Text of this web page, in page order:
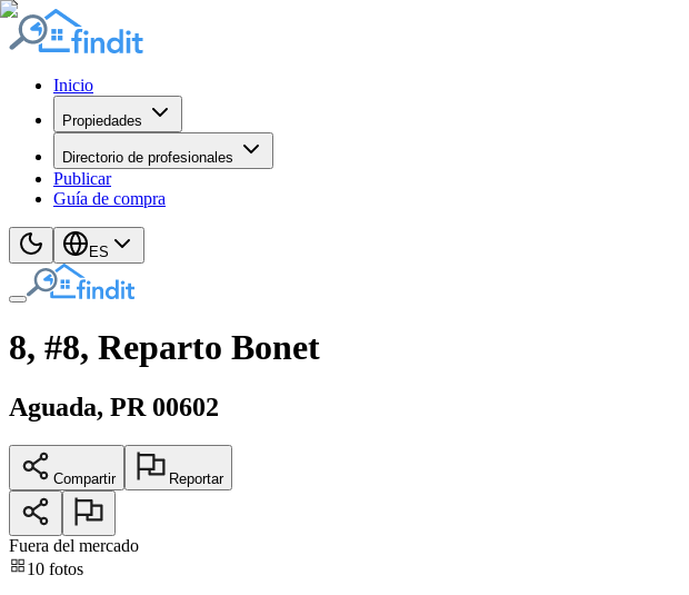
Inicio
Propiedades
Directorio de profesionales
Publicar
Guía de compra
ES
8, #8, Reparto Bonet
Aguada, PR 00602
Compartir Reportar
Fuera del mercado
10 fotos